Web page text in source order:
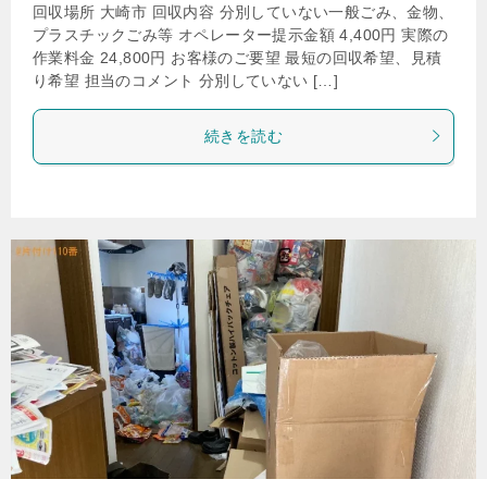
回収場所 大崎市 回収内容 分別していない一般ごみ、金物、
プラスチックごみ等 オペレーター提示金額 4,400円 実際の
作業料金 24,800円 お客様のご要望 最短の回収希望、見積
り希望 担当のコメント 分別していない […]
続きを読む